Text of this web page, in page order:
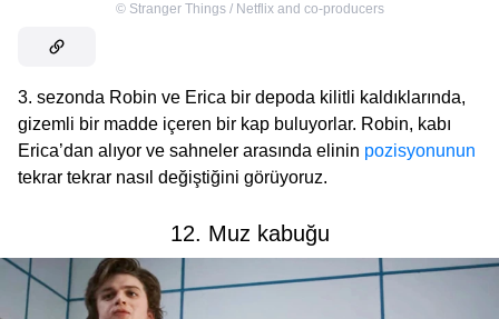
© Stranger Things / Netflix and co-producers
3. sezonda Robin ve Erica bir depoda kilitli kaldıklarında,
gizemli bir madde içeren bir kap buluyorlar. Robin, kabı
Erica’dan alıyor ve sahneler arasında elinin pozisyonunun
tekrar tekrar nasıl değiştiğini görüyoruz.
12. Muz kabuğu